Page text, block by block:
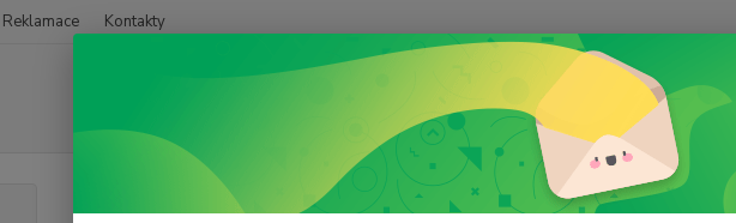
Reklamace Kontakty
Pruty Feeder Light